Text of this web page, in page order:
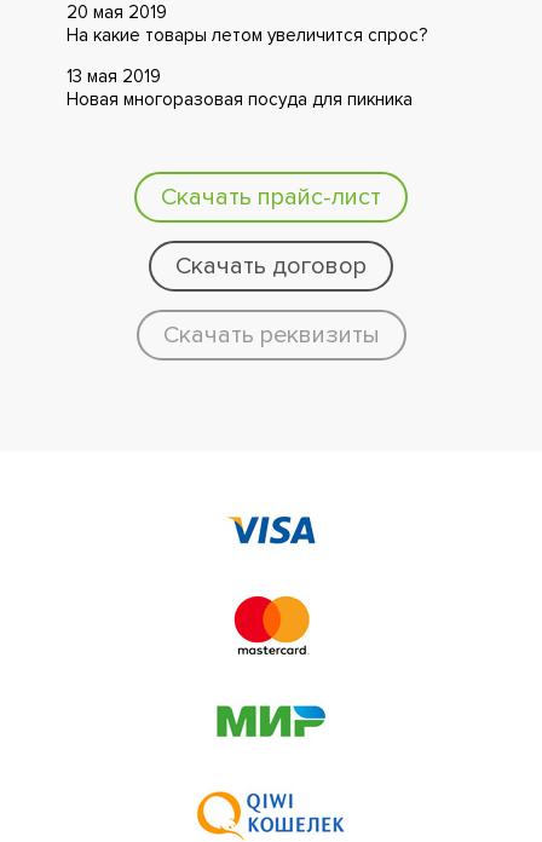
20 мая 2019
На какие товары летом увеличится спрос?
13 мая 2019
Новая многоразовая посуда для пикника
Скачать прайс-лист
Скачать договор
Скачать реквизиты